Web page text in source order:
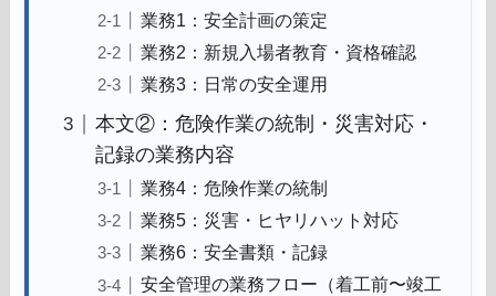
業務1：安全計画の策定
業務2：新規入場者教育・資格確認
業務3：日常の安全運用
本文②：危険作業の統制・災害対応・
記録の業務内容
業務4：危険作業の統制
業務5：災害・ヒヤリハット対応
業務6：安全書類・記録
安全管理の業務フロー（着工前〜竣工